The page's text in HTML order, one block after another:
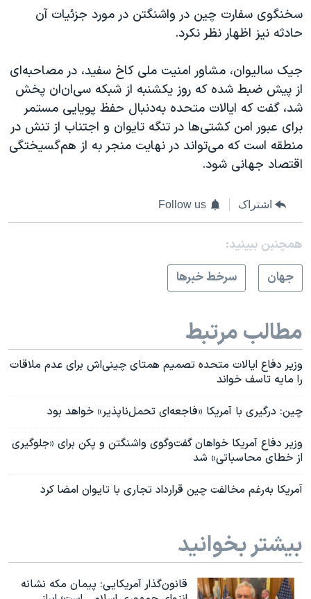
سخنگوی سفارت چین در واشنگتن در مورد جزئیات آن
حادثه نیز اظهار نظر نکرد.
جیک سالیوان، مشاور امنیت ملی کاخ سفید، در مصاحبه‌ای
از پیش ضبط شده که روز یکشنبه از شبکه سی‌ان‌ان پخش
شد، گفت که ایالات متحده به‌دنبال حفظ پویایی مستمر
برای عبور امن کشتی‌ها در تنگه تایوان و اجتناب از تنش در
منطقه است که می‌تواند در نهایت منجر به از هم‌گسیختگی
اقتصاد جهانی شود.
اشتراک Follow us
همچنبن ببینید:
جهان
سرخط خبرها
مطالب مرتبط
وزیر دفاع ایالات متحده تصمیم همتای چینی‌اش برای عدم ملاقات
را مایه تاسف خواند
چین: درگیری با آمریکا «فاجعه‌ای تحمل‌ناپذیر» خواهد بود
وزیر دفاع آمریکا خواهان گفت‌وگوی واشنگتن و پکن برای «جلوگیری
از خطای محاسباتی» شد
آمریکا به‌رغم مخالفت چین قرارداد تجاری با تایوان امضا کرد
بیشتر بخوانید
قانون‌گذار آمریکایی: پیمان مکه نشانه